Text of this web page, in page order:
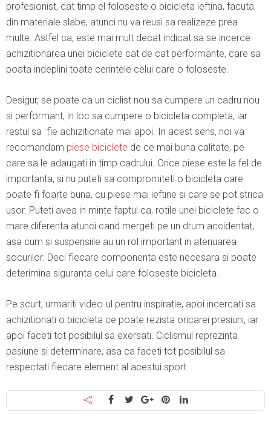
profesionist, cat timp el foloseste o bicicleta ieftina, facuta
din materiale slabe, atunci nu va reusi sa realizeze prea
multe. Astfel ca, este mai mult decat indicat sa se incerce
achizitionarea unei biciclete cat de cat performante, care sa
poata indeplini toate cerintele celui care o foloseste.
Desigur, se poate ca un ciclist nou sa cumpere un cadru nou
si performant, in loc sa cumpere o bicicleta completa, iar
restul sa fie achizitionate mai apoi. In acest sens, noi va
recomandam piese biciclete de ce mai buna calitate, pe
care sa le adaugati in timp cadrului. Orice piese este la fel de
importanta, si nu puteti sa compromiteti o bicicleta care
poate fi foarte buna, cu piese mai ieftine si care se pot strica
usor. Puteti avea in minte faptul ca, rotile unei biciclete fac o
mare diferenta atunci cand mergeti pe un drum accidentat,
asa cum si suspensiile au un rol important in atenuarea
socurilor. Deci fiecare componenta este necesara si poate
deterimina siguranta celui care foloseste bicicleta.
Pe scurt, urmariti video-ul pentru inspiratie, apoi incercati sa
achizitionati o bicicleta ce poate rezista oricarei presiuni, iar
apoi faceti tot posibilul sa exersati. Ciclismul reprezinta
pasiune si determinare, asa ca faceti tot posibilul sa
respectati fiecare element al acestui sport.